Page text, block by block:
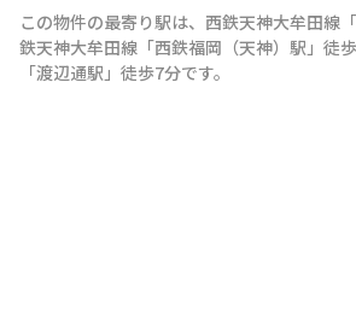
この物件の最寄り駅は、 西鉄天神大牟田線 「
鉄天神大牟田線 「西鉄福岡（天神）駅 」 徒
「渡辺通駅 」 徒歩7分です。